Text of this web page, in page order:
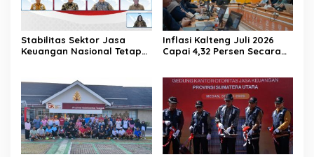
Stabilitas Sektor Jasa
Keuangan Nasional Tetap
Inflasi Kalteng Juli 2026
Capai 4,32 Persen Secara